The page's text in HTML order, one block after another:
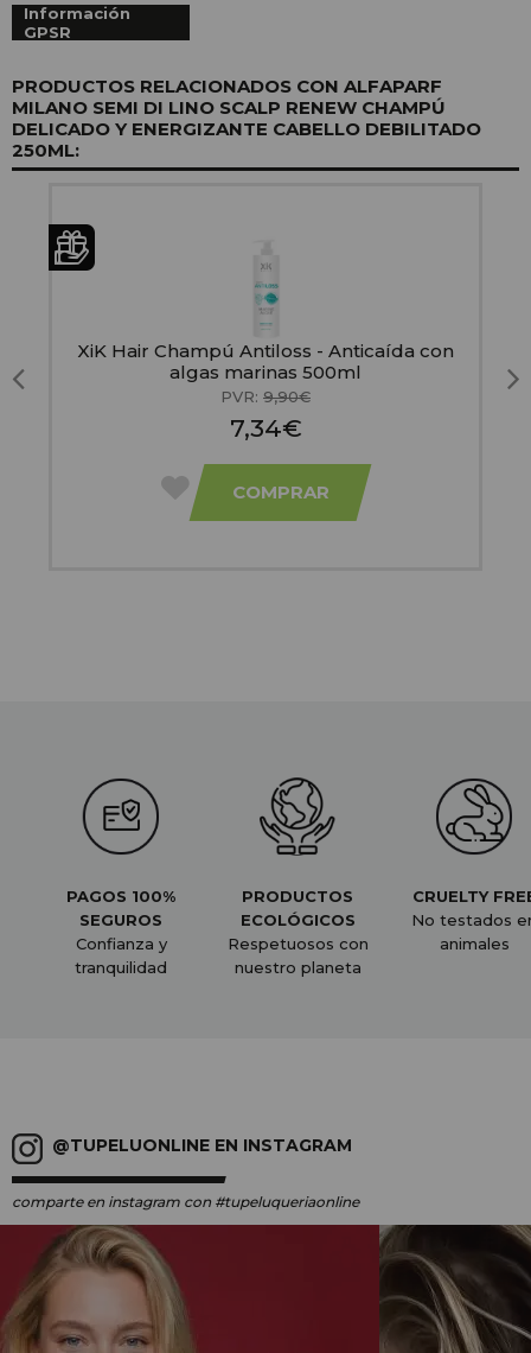
Información
GPSR
PRODUCTOS RELACIONADOS CON ALFAPARF
MILANO SEMI DI LINO SCALP RENEW CHAMPÚ
DELICADO Y ENERGIZANTE CABELLO DEBILITADO
250ML:
XiK Hair Champú Antiloss - Anticaída con
algas marinas 500ml
PVR: 9,90€
7,34€
COMPRAR
PAGOS 100%
SEGUROS
Confianza y
tranquilidad
PRODUCTOS
ECOLÓGICOS
Respetuosos con
nuestro planeta
CRUELTY
No testados
animales
@TUPELUONLINE EN INSTAGRAM
comparte en instagram con #tupeluqueriaonline